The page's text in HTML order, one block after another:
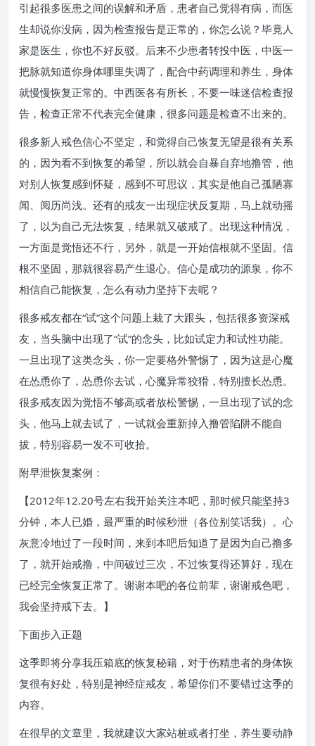
引起很多医患之间的误解和矛盾，患者自己觉得有病，而医
生却说你没病，因为检查报告是正常的，你怎么说？毕竟人
家是医生，你也不好反驳。后来不少患者转投中医，中医一
把脉就知道你身体哪里失调了，配合中药调理和养生，身体
就慢慢恢复正常的。中西医各有所长，不要一味迷信检查报
告，检查正常不代表完全健康，很多问题是检查不出来的。
很多新人戒色信心不坚定，和觉得自己恢复无望是很有关系
的，因为看不到恢复的希望，所以就会自暴自弃地撸管，他
对别人恢复感到怀疑，感到不可思议，其实是他自己孤陋寡
闻、阅历尚浅。还有的戒友一出现症状反复期，马上就动摇
了，以为自己无法恢复，结果就又破戒了。出现这种情况，
一方面是觉悟还不行，另外，就是一开始信根就不坚固。信
根不坚固，那就很容易产生退心。信心是成功的源泉，你不
相信自己能恢复，怎么有动力坚持下去呢？
很多戒友都在“试”这个问题上栽了大跟头，包括很多资深戒
友，当头脑中出现了“试”的念头，比如试定力和试性功能。
一旦出现了这类念头，你一定要格外警惕了，因为这是心魔
在怂恿你了，怂恿你去试，心魔异常狡猾，特别擅长怂恿。
很多戒友因为觉悟不够高或者放松警惕，一旦出现了试的念
头，他马上就去试了，一试就会重新掉入撸管陷阱不能自
拔，特别容易一发不可收拾。
附早泄恢复案例：
【2012年12.20号左右我开始关注本吧，那时候只能坚持3
分钟，本人已婚，最严重的时候秒泄（各位别笑话我）。心
灰意冷地过了一段时间，来到本吧后知道了是因为自己撸多
了，就开始戒撸，中间破过三次，不过恢复得还算好，现在
已经完全恢复正常了。谢谢本吧的各位前辈，谢谢戒色吧，
我会坚持戒下去。】
下面步入正题
这季即将分享我压箱底的恢复秘籍，对于伤精患者的身体恢
复很有好处，特别是神经症戒友，希望你们不要错过这季的
内容。
在很早的文章里，我就建议大家站桩或者打坐，养生要动静